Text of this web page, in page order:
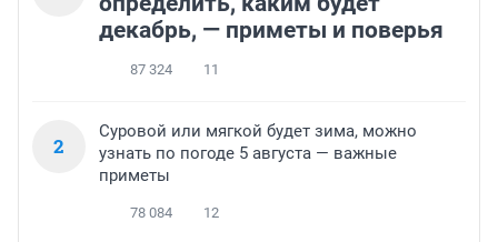
декабрь, — приметы и поверья
87 324 11
2
Суровой или мягкой будет зима, можно
узнать по погоде 5 августа — важные
приметы
78 084 12